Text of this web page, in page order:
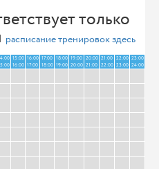
только
расписание тренировок здесь
15:00
16:00
16:00
17:00
17:00
18:00
18:00
19:00
19:00
20:00
20:00
21:00
21:00
22:00
22:00
23:00
23:00
24:00